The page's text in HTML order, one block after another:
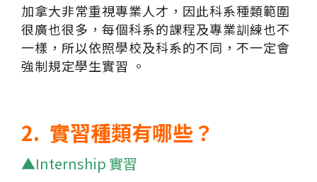
加拿大非常重視專業人才，因此科系種類範圍
很廣也很多，每個科系的課程及專業訓練也不
一樣，所以依照學校及科系的不同，不一定會
強制規定學生實習 。
2. 實習種類有哪些？
▲Internship 實習